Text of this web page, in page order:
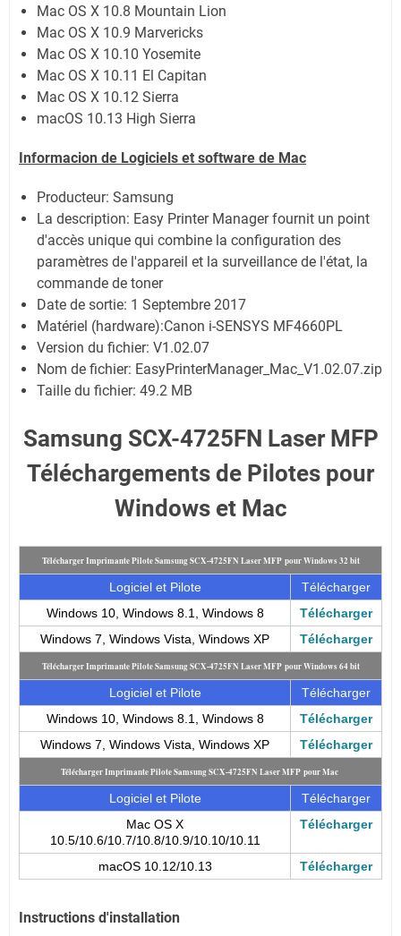
Mac OS X 10.8 Mountain Lion
Mac OS X 10.9 Marvericks
Mac OS X 10.10 Yosemite
Mac OS X 10.11 El Capitan
Mac OS X 10.12 Sierra
macOS 10.13 High Sierra
Informacion de Logiciels et software de Mac
Producteur: Samsung
La description: Easy Printer Manager fournit un point
d'accès unique qui combine la configuration des
paramètres de l'appareil et la surveillance de l'état, la
commande de toner
Date de sortie: 1 Septembre 2017
Matériel (hardware):Canon i-SENSYS MF4660PL
Version du fichier: V1.02.07
Nom de fichier: EasyPrinterManager_Mac_V1.02.07.zip
Taille du fichier: 49.2 MB
Samsung SCX-4725FN Laser MFP
Téléchargements de Pilotes pour
Windows et Mac
Télécharger Imprimante Pilote Samsung SCX-4725FN Laser MFP pour Windows 32 bit
Logiciel et Pilote
Télécharger
Windows 10, Windows 8.1, Windows 8
Télécharger
Windows 7, Windows Vista, Windows XP
Télécharger
Télécharger Imprimante Pilote Samsung SCX-4725FN Laser MFP pour Windows 64 bit
Logiciel et Pilote
Télécharger
Windows 10, Windows 8.1, Windows 8
Télécharger
Windows 7, Windows Vista, Windows XP
Télécharger
Télécharger Imprimante Pilote Samsung SCX-4725FN Laser MFP pour Mac
Logiciel et Pilote
Télécharger
Mac OS X
10.5/10.6/10.7/10.8/10.9/10.10/10.11
Télécharger
macOS 10.12/10.13 Télécharger
Instructions d'installation